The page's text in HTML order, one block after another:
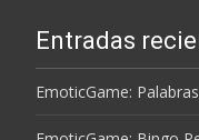
Entradas
EmoticGame: